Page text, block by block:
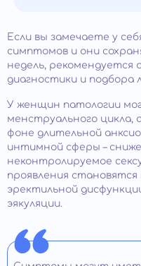
Если вы замечаете у
симптомов и они
недель, рекомендуется
диагностики и подбора
У женщин патологии
менструального цикла,
фоне длительной
интимной сферы –
неконтролируемое
проявления
эректильной
эякуляции.